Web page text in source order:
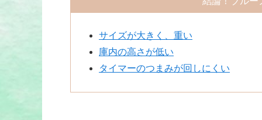
サイズが大きく、重い
庫内の高さが低い
タイマーのつまみが回しにくい